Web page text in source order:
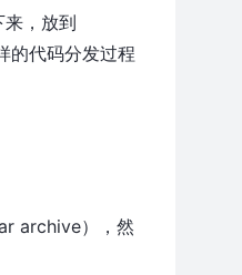
，放到
的代码分发过程
archive），然